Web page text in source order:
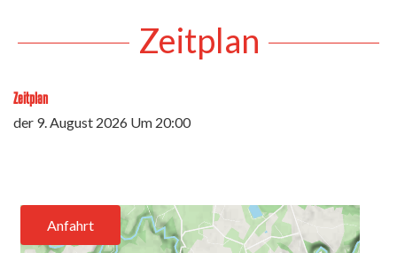
Zeitplan
Zeitplan
der 9. August 2026 Um 20:00
Anfahrt